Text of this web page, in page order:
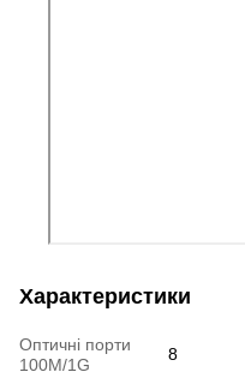
Характеристики
Оптичні порти
100M/1G
8